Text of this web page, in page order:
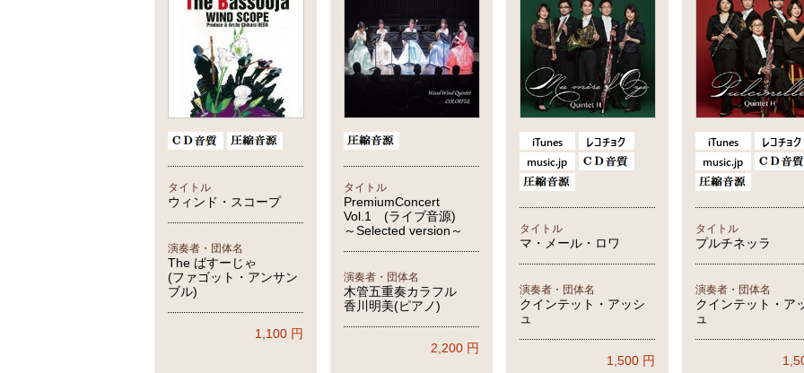
タイトル
ウィンド・スコープ
演奏者・団体名
The ばすーじゃ
(ファゴット・アンサン
ブル)
1,100 円
タイトル
PremiumConcert
Vol.1 (ライブ音源)
～Selected version～
演奏者・団体名
木管五重奏カラフル
香川明美(ピアノ)
2,200 円
タイトル
マ・メール・ロワ
演奏者・団体名
クインテット・アッシ
ュ
1,500 円
タイトル
プルチネッラ
演奏者・団体名
クインテット・ア
ュ